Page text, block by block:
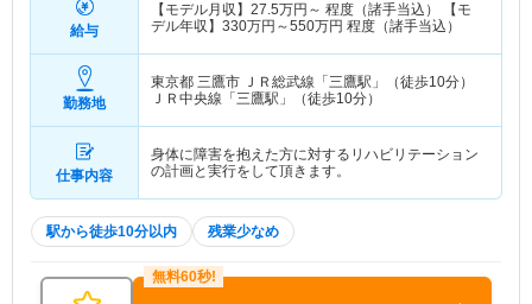
給与
【モデル月収】 27.5万円～ 程度（諸手当込） 【モ
デル年収】 330万円～550万円 程度（諸手当込）
勤務地
東京都 三鷹市 ＪＲ総武線「三鷹駅」（徒歩10分）
ＪＲ中央線「三鷹駅」（徒歩10分）
仕事内容
身体に障害を抱えた方に対するリハビリテーション
の計画と実行をして頂きます。
駅から徒歩10分以内 残業少なめ